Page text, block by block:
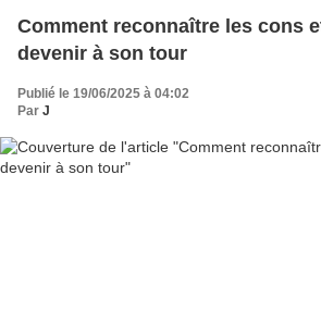
Comment reconnaître les cons
devenir à son tour
Publié le 19/06/2025 à 04:02
Par J